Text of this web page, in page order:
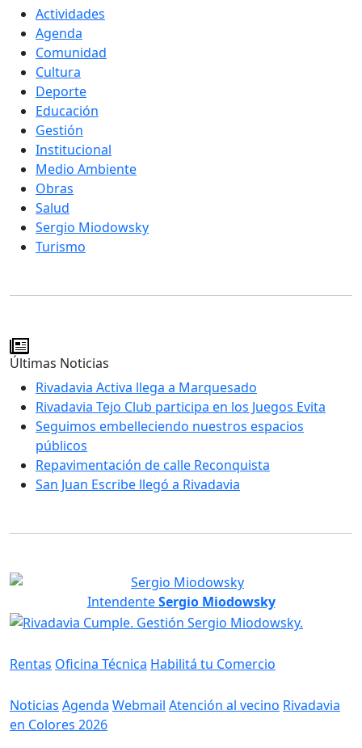
Actividades
Agenda
Comunidad
Cultura
Deporte
Educación
Gestión
Institucional
Medio Ambiente
Obras
Salud
Sergio Miodowsky
Turismo
Últimas Noticias
Rivadavia Activa llega a Marquesado
Rivadavia Tejo Club participa en los Juegos Evita
Seguimos embelleciendo nuestros espacios
públicos
Repavimentación de calle Reconquista
San Juan Escribe llegó a Rivadavia
IntendenteSergio Miodowsky
Rentas Oficina Técnica Habilitá tu Comercio
Noticias Agenda Webmail Atención al vecino Rivadavia
en Colores 2026